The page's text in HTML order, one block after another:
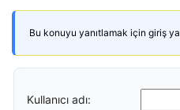
Bu konuyu yanıtlamak için giriş
Kullanıcı adı: